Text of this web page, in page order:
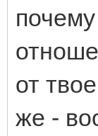
от
же -